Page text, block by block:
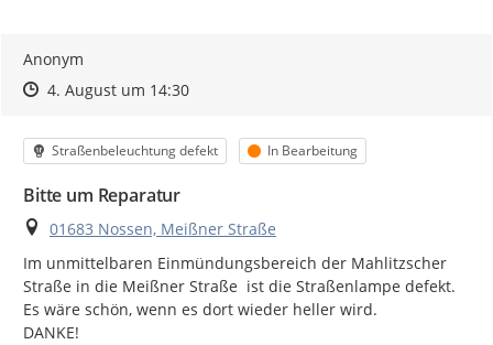
Anonym
Zeitpunkt des Erstellens
Zeitpunkt des Erstellens
4. August um 14:30Zur Äußerung
Kategorie
Straßenbeleuchtung defekt Status
In Bearbeitung
Bitte um Reparatur
Ort
01683 Nossen, Meißner Straße
Im unmittelbaren Einmündungsbereich der Mahlitzscher
Straße in die Meißner Straße  ist die Straßenlampe defekt.
Es wäre schön, wenn es dort wieder heller wird.
DANKE!